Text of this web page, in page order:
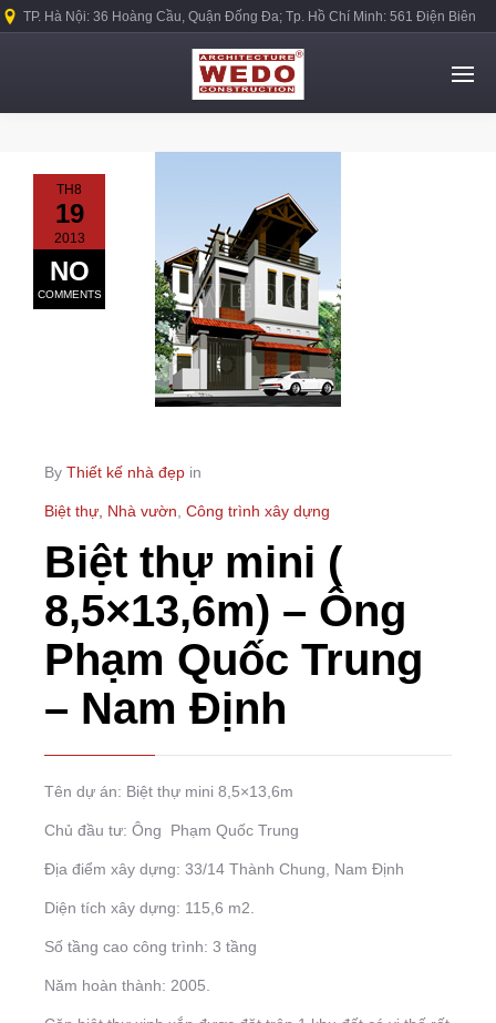
TP. Hà Nội: 36 Hoàng Cầu, Quận Đống Đa; Tp. Hồ Chí Minh: 561 Điện Biên
TH8
19
2013
NO
COMMENTS
By Thiết kế nhà đẹp in
Biệt thự, Nhà vườn Công trình xây dựng
Biệt thự mini (
8,5×13,6m) – Ông
Phạm Quốc Trung
– Nam Định
Tên dự án: Biệt thự mini 8,5×13,6m
Chủ đầu tư: Ông Phạm Quốc Trung
Địa điểm xây dựng: 33/14 Thành Chung, Nam Định
Diện tích xây dựng: 115,6 m2.
Số tầng cao công trình: 3 tầng
Năm hoàn thành: 2005.